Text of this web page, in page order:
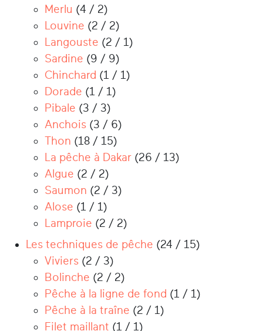
Merlu (4 / 2)
Louvine (2 / 2)
Langouste (2 / 1)
Sardine (9 / 9)
Chinchard (1 / 1)
Dorade (1 / 1)
Pibale (3 / 3)
Anchois (3 / 6)
Thon (18 / 15)
La pêche à Dakar (26 / 13)
Algue (2 / 2)
Saumon (2 / 3)
Alose (1 / 1)
Lamproie (2 / 2)
Les techniques de pêche (24 / 15)
Viviers (2 / 3)
Bolinche (2 / 2)
Pêche à la ligne de fond (1 / 1)
Pêche à la traîne (2 / 1)
Filet maillant (1 / 1)